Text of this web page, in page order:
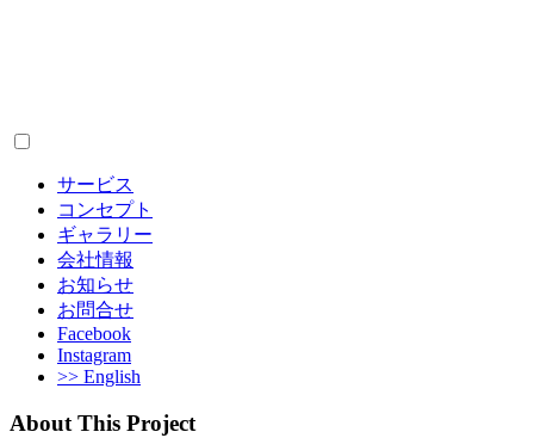
サービス
コンセプト
ギャラリー
会社情報
お知らせ
お問合せ
Facebook
Instagram
>> English
About This Project